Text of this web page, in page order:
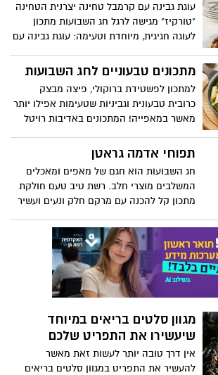
עוגת גבינה עם קרמבל טחינה יצרנית הטחינה
"טורקיז" מגישה לרגל חג השבועות מתכון
לעוגה חגיגית, מיוחדת וטעימה: עוגת גבינה עם
שכבות של קלתית, מילוי מתוק של גבינה ומעל
טעם עשיר הדומה לחלוה. העוגה קלה באופן
יחסי להכנה, תקשט את שולחן החג ותהיה
חגיגה לחיך לכל המשפחה.
מתכונים טבעוניים לחג השבועות
למתכון לפשטידת ברוקולי, פיצה מבצק
כרובית טבעונית וגביניות שטעימות אפילו יותר
מאשר במאפייה! המתכונים באדיבות רויטל
בריא" עבור משרד החינוך ומורה לחינוך תזונתי
תפוחי אדמה גראטן
חג השבועות הוא חגם של מאפים ומאכלים
המשלבים מוצרי חלב. רשת טיב טעם חולקת
מתכון קל להכנה עם מרקם חלק ונעים ועשיר
מגוון סלטים בריאים במיוחד
שיעשירו את התפריט שלכם
אין דרך טובה יותר לעשות זאת מאשר
להעשיר את התפריט במגוון סלטים בריאים